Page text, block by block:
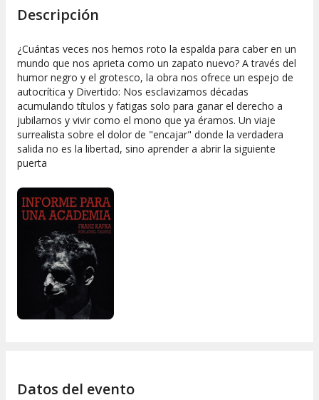
Descripción
¿Cuántas veces nos hemos roto la espalda para caber en un
mundo que nos aprieta como un zapato nuevo? A través del
humor negro y el grotesco, la obra nos ofrece un espejo de
autocrítica y Divertido: Nos esclavizamos décadas
acumulando títulos y fatigas solo para ganar el derecho a
jubilarnos y vivir como el mono que ya éramos. Un viaje
surrealista sobre el dolor de "encajar" donde la verdadera
salida no es la libertad, sino aprender a abrir la siguiente
puerta
Datos del evento